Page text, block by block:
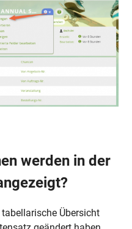
werden in der
Übersicht